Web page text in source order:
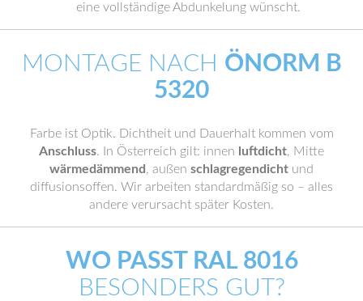
eine vollständige Abdunkelung wünscht.
MONTAGE NACH ÖNORM B
5320
Farbe ist Optik. Dichtheit und Dauerhalt kommen vom
Anschluss. In Österreich gilt: innen luftdicht, Mitte
wärmedämmend , außen schlagregendicht und
diffusionsoffen. Wir arbeiten standardmäßig so – alles
andere verursacht später Kosten.
WO PASST RAL 8016
BESONDERS GUT?